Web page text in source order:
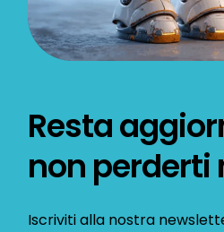
Resta
non perderti
Iscriviti alla nostra